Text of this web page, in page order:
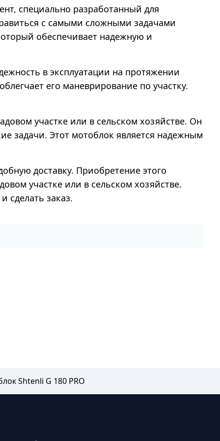
специально разработанный для
с самыми сложными задачами
обеспечивает надежную и
в эксплуатации на протяжении
его маневрирование по участку.
участке или в сельском хозяйстве. Он
задачи. Этот мотоблок является надежным
доставку. Приобретение этого
участке или в сельском хозяйстве.
сделать заказ.
Shtenli G 180 PRO